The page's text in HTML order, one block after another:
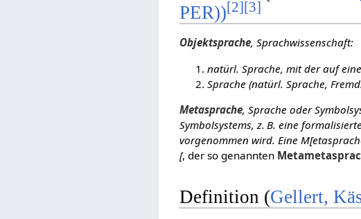
PER))[2] [3]
Objektsprache, Sprachwissenschaft:
natürl. Sprache, mit der auf
Sprache (natürl. Sprache,
Metasprache, Sprache oder
Symbolsystems, z. B. eine
vorgenommen wird. Eine
[, der so genannten
Definition (Gellert,